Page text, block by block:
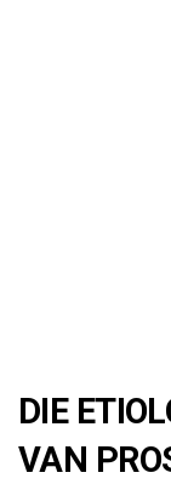
DIE
VAN